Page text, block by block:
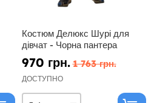
Костюм Делюкс Шурі для
дівчат - Чорна пантера
970 грн. 1 763 грн.
ДОСТУПНО